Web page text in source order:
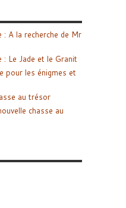
A la recherche de Mr
Le Jade et le Granit
pour les énigmes et
au trésor
chasse au